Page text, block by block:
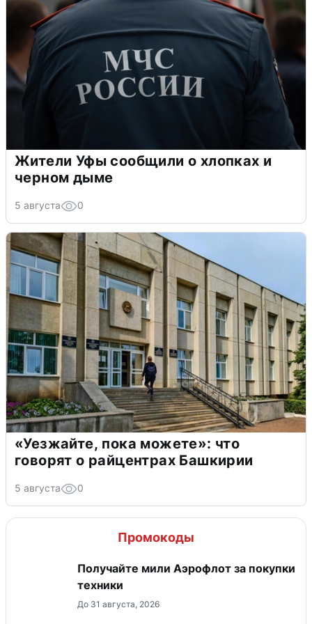
Жители Уфы сообщили о хлопках и
черном дыме
5 августа 0
«Уезжайте, пока можете»: что
говорят о райцентрах Башкирии
5 августа 0
Промокоды
Получайте мили Аэрофлот за покупки
техники
До 31 августа, 2026